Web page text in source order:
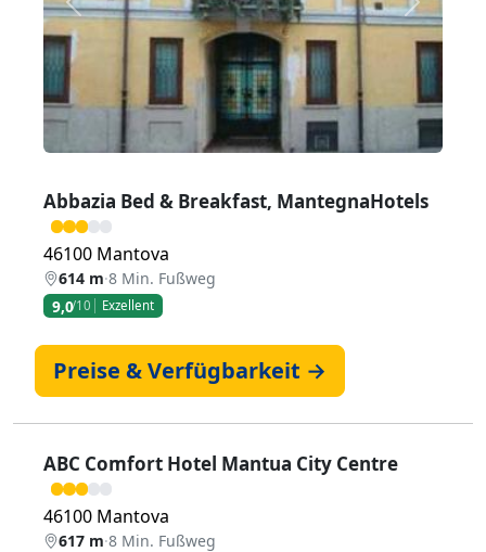
Zurück Weiter
Abbazia Bed & Breakfast, MantegnaHotels
46100 Mantova
614 m·8 Min. Fußweg
9,0/10 Exzellent
Preise & Verfügbarkeit →
ABC Comfort Hotel Mantua City Centre
46100 Mantova
617 m·8 Min. Fußweg